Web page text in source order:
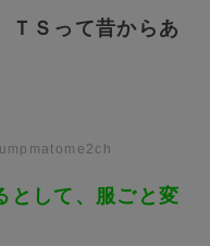
ＴＳって昔からあ
として、服ごと変